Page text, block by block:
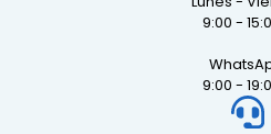
9:00 -
9:00 -